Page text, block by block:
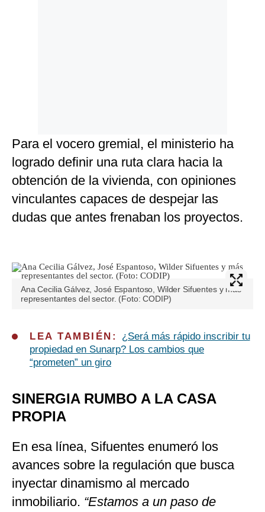
Para el vocero gremial, el ministerio ha
logrado definir una ruta clara hacia la
obtención de la vivienda, con opiniones
vinculantes capaces de despejar las
dudas que antes frenaban los proyectos.
Ana Cecilia Gálvez, José Espantoso, Wilder Sifuentes y más
representantes del sector. (Foto: CODIP)
LEA TAMBIÉN: ¿Será más rápido inscribir tu
propiedad en Sunarp? Los cambios que
“prometen” un giro
SINERGIA RUMBO A LA CASA
PROPIA
En esa línea, Sifuentes enumeró los
avances sobre la regulación que busca
inyectar dinamismo al mercado
inmobiliario. “Estamos a un paso de